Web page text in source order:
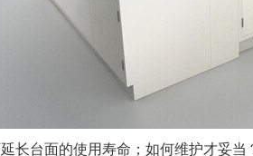
台面的使用寿命；如何维护才妥当